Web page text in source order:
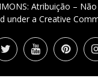
Atribuição –
under a Creative